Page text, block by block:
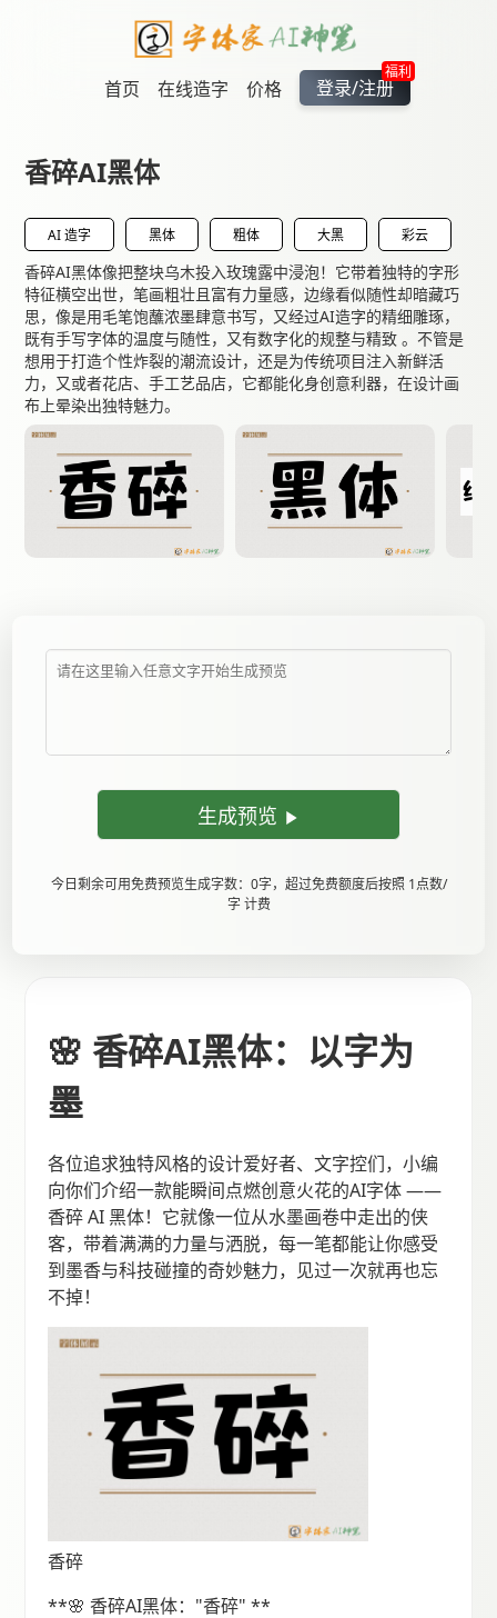
首页 在线造字 价格
福利
登录/注册
香碎AI黑体
AI 造字 黑体 粗体 大黑 彩云
香碎AI黑体像把整块乌木投入玫瑰露中浸泡！它带着独特的字形
特征横空出世，笔画粗壮且富有力量感，边缘看似随性却暗藏巧
思，像是用毛笔饱蘸浓墨肆意书写，又经过AI造字的精细雕琢，
既有手写字体的温度与随性，又有数字化的规整与精致 。不管是
想用于打造个性炸裂的潮流设计，还是为传统项目注入新鲜活
力，又或者花店、手工艺品店，它都能化身创意利器，在设计画
布上晕染出独特魅力。
生成预览
今日剩余可用免费预览生成字数：0字，超过免费额度后按照 1点数/
字 计费
🌸 香碎AI黑体：以字为
墨
各位追求独特风格的设计爱好者、文字控们，小编
向你们介绍一款能瞬间点燃创意火花的AI字体 ——
香碎 AI 黑体！它就像一位从水墨画卷中走出的侠
客，带着满满的力量与洒脱，每一笔都能让你感受
到墨香与科技碰撞的奇妙魅力，见过一次就再也忘
不掉！
香碎
**🌸 香碎AI黑体："香碎" **